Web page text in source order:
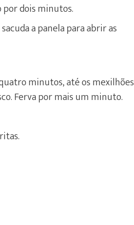
por dois minutos.
a panela para abrir as
minutos, até os mexilhões
Ferva por mais um minuto.